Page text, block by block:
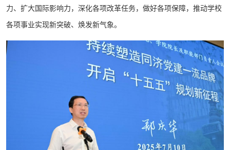
力、扩大国际影响力，深化各项改革任务，做好各项保障，推动学校
各项事业实现新突破、焕发新气象。